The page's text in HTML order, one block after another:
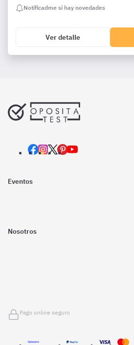
Notificadme si hay novedades
Ver detalle
Eventos
Nosotros
Pago online seguro